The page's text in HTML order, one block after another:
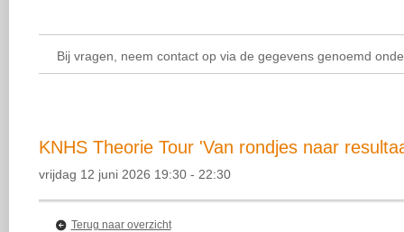
Bij vragen, neem contact op via de gegevens genoemd
KNHS Theorie Tour 'Van rondjes naar
vrijdag 12 juni 2026 19:30 - 22:30
Terug naar overzicht